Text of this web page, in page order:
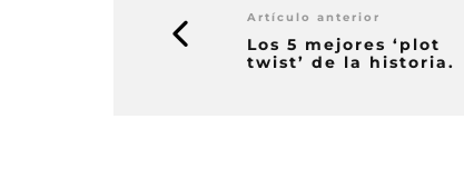
Artículo anterior
Los 5 mejores ‘plot
twist’ de la historia.